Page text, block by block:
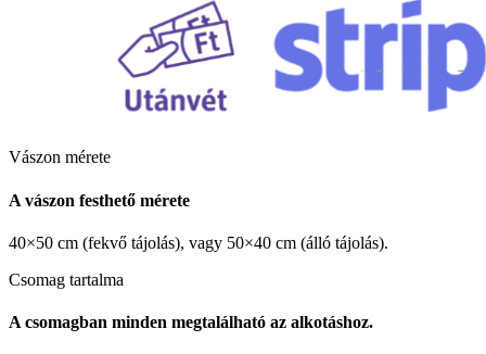
Vászon mérete
A vászon festhető mérete
40×50 cm (fekvő tájolás), vagy 50×40 cm (álló tájolás).
Csomag tartalma
A csomagban minden megtalálható az alkotáshoz.